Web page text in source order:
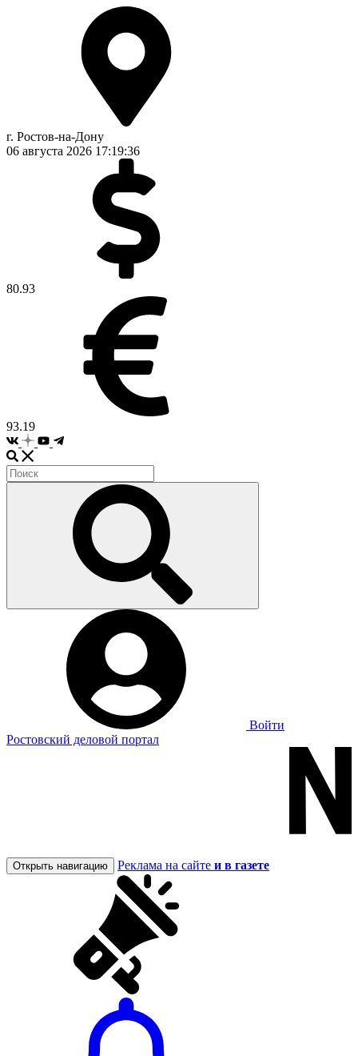
г. Ростов-на-Дону
06 августа 2026 17:19:37
80.93
93.19
Войти
Ростовский деловой портал
Открыть навигацию Реклама на сайте и в газете